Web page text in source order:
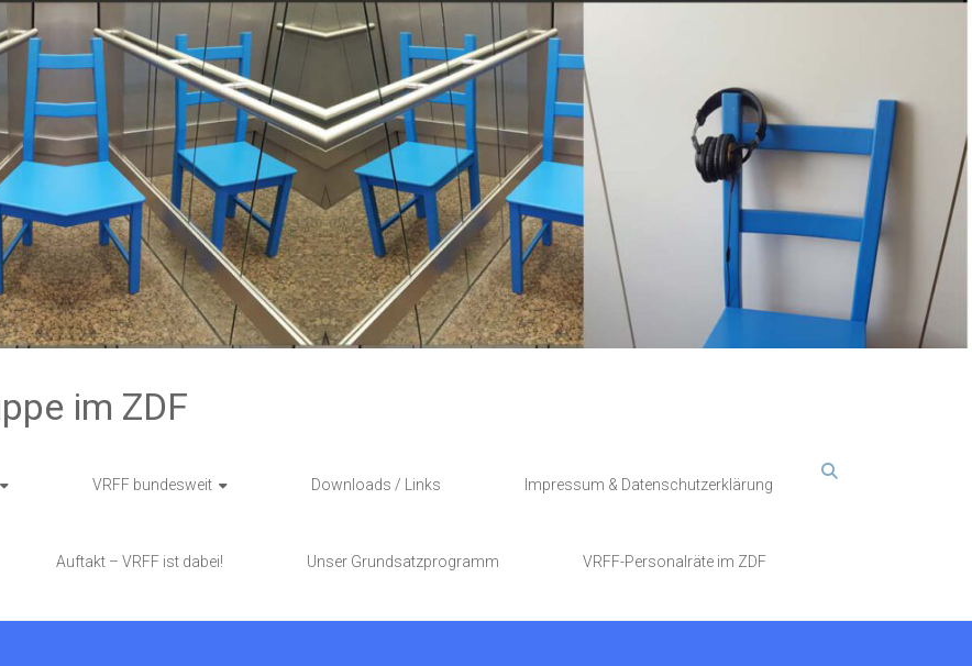
im ZDF
VRFF bundesweit Downloads / Links Impressum & Datenschutzerklärung
Auftakt – VRFF ist dabei! Unser Grundsatzprogramm VRFF-Personalräte im ZDF